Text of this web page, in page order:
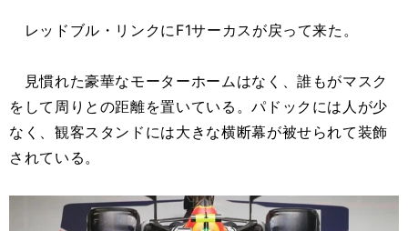
レッドブル・リンクにF1サーカスが戻って来た。
見慣れた豪華なモーターホームはなく、誰もがマスク
をして周りとの距離を置いている。パドックには人が少
なく、観客スタンドには大きな横断幕が被せられて装飾
されている。